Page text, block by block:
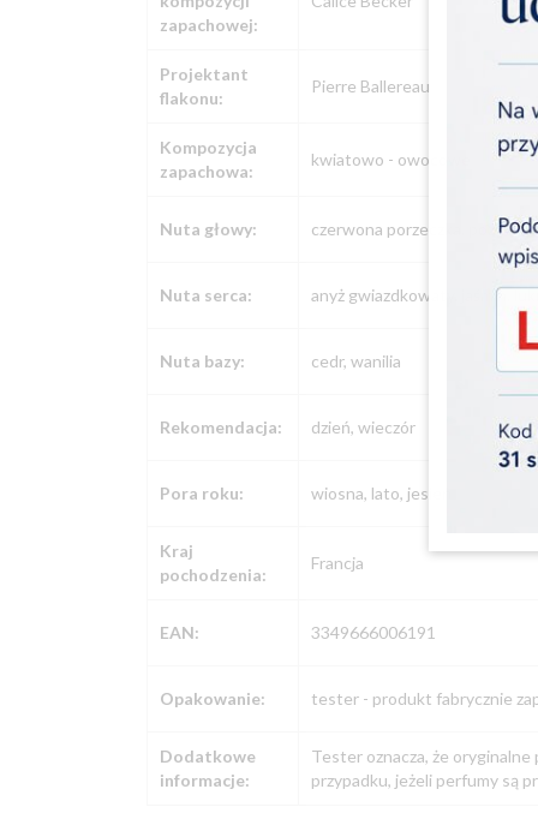
zapachowej:
Projektant
flakonu:
Pierre Ballereau
Kompozycja
zapachowa:
kwiatowo - owocowe
Nuta głowy: czerwona porzeczka, poziomka
Nuta serca: anyż gwiazdkowaty, jaśmin,
Nuta bazy: cedr, wanilia
Rekomendacja: dzień, wieczór
Pora roku: wiosna, lato, jesień
Kraj
pochodzenia:
Francja
EAN: 3349666006191
Opakowanie: tester - produkt fabrycznie
Dodatkowe
informacje:
Tester oznacza, że
przypadku, jeżeli perfumy są